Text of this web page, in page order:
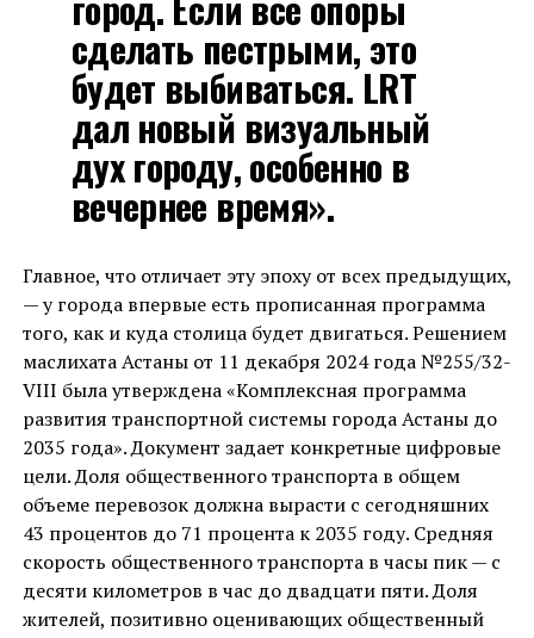
сделать пестрыми, это
будет выбиваться. LRT
дал новый визуальный
дух городу, особенно в
вечернее время».
Главное, что отличает эту эпоху от всех предыдущих,
— у города впервые есть прописанная программа
того, как и куда столица будет двигаться. Решением
маслихата Астаны от 11 декабря 2024 года №255/32-
VIII была утверждена «Комплексная программа
развития транспортной системы города Астаны до
2035 года». Документ задает конкретные цифровые
цели. Доля общественного транспорта в общем
объеме перевозок должна вырасти с сегодняшних
43 процентов до 71 процента к 2035 году. Средняя
скорость общественного транспорта в часы пик — с
десяти километров в час до двадцати пяти. Доля
жителей, позитивно оценивающих общественный